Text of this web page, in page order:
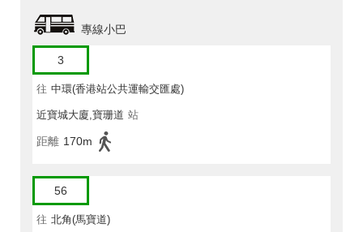
專線小巴
3
往 中環(香港站公共運輸交匯處)
近寶城大廈,寶珊道 站
距離 170m
56
往 北角(馬寶道)